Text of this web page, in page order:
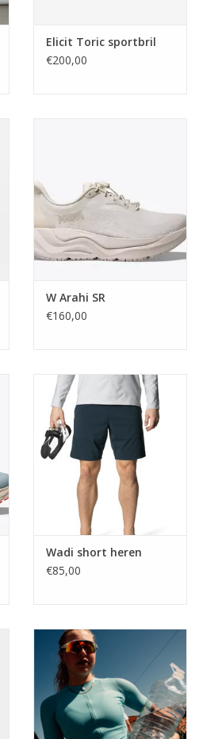
Elicit Toric sportbril
€200,00
W Arahi SR
€160,00
Wadi short heren
€85,00